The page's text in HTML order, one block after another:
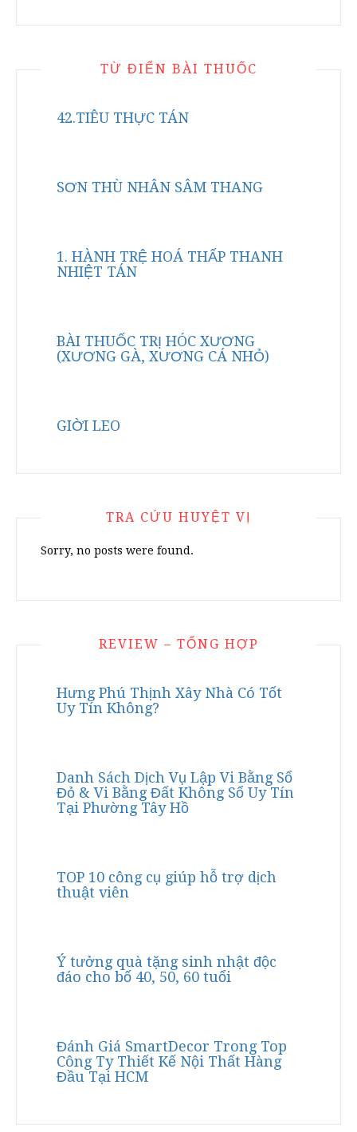
TỪ ĐIỂN BÀI THUỐC
42.TIÊU THỰC TÁN
SƠN THÙ NHÂN SÂM THANG
1. HÀNH TRỆ HOÁ THẤP THANH
NHIỆT TÁN
BÀI THUỐC TRỊ HÓC XƯƠNG
(XƯƠNG GÀ, XƯƠNG CÁ NHỎ)
GIỜI LEO
TRA CỨU HUYỆT VỊ
Sorry, no posts were found.
REVIEW – TỔNG HỢP
Hưng Phú Thịnh Xây Nhà Có Tốt
Uy Tín Không?
Danh Sách Dịch Vụ Lập Vi Bằng Sổ
Đỏ & Vi Bằng Đất Không Sổ Uy Tín
Tại Phường Tây Hồ
TOP 10 công cụ giúp hỗ trợ dịch
thuật viên
Ý tưởng quà tặng sinh nhật độc
đáo cho bố 40, 50, 60 tuổi
Đánh Giá SmartDecor Trong Top
Công Ty Thiết Kế Nội Thất Hàng
Đầu Tại HCM